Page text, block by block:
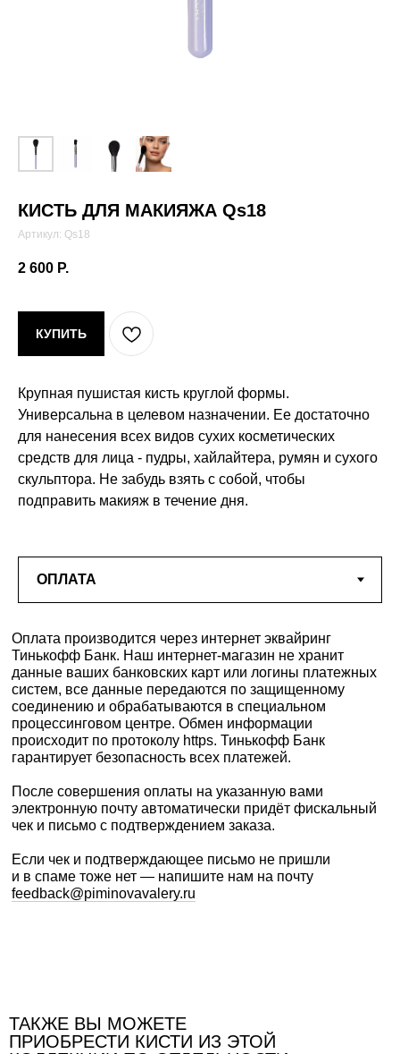
КИСТЬ ДЛЯ МАКИЯЖА Qs18
Артикул: Qs18
2 600 Р.
КУПИТЬ
Крупная пушистая кисть круглой формы.
Универсальна в целевом назначении. Ее достаточно
для нанесения всех видов сухих косметических
средств для лица - пудры, хайлайтера, румян и сухого
скульптора. Не забудь взять с собой, чтобы
подправить макияж в течение дня.
Оплата производится через интернет эквайринг
Тинькофф Банк. Наш интернет-магазин не хранит
данные ваших банковских карт или логины платежных
систем, все данные передаются по защищенному
соединению и обрабатываются в специальном
процессинговом центре. Обмен информации
происходит по протоколу https. Тинькофф Банк
гарантирует безопасность всех платежей.
После совершения оплаты на указанную вами
электронную почту автоматически придёт фискальный
чек и письмо с подтверждением заказа.
Если чек и подтверждающее письмо не пришли
и в спаме тоже нет — напишите нам на почту
feedback@piminovavalery.ru
Доставка оплаченных заказов осуществляется
транспортными компаниями Почта России и СДЭК.
ТАКЖЕ ВЫ МОЖЕТЕ
ПРИОБРЕСТИ КИСТИ ИЗ ЭТОЙ